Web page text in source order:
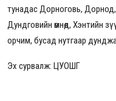
тунадас Дорноговь, Дорнод,
Дундговийн өмнөд, Хэнтийн
орчим, бусад нутгаар
Эх сурвалж: ЦУОШГ